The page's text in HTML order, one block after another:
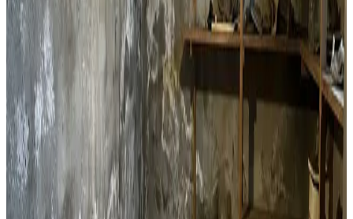
Lejlighedsventilation
Decentral ventilation til lejligheder og etageejendomme i
Faxe. Perfekt til boligforeninger og enkeltlejligheder med
fugtproblemer.
Læs mere